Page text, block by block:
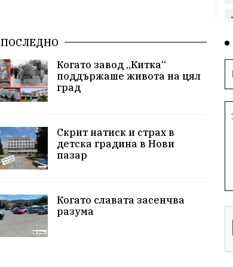
ПОСЛЕДНО
Когато завод „Китка“
поддържаше живота на цял
град
Скрит натиск и страх в
детска градина в Нови
пазар
Когато славата засенчва
разума